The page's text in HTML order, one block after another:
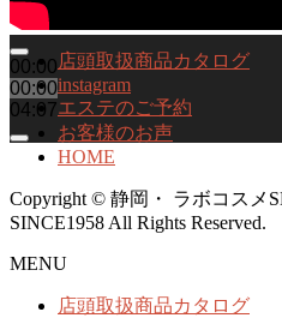
00:00
00:00
04:07
店頭取扱商品カタログ
instagram
エステのご予約
お客様のお声
HOME
Copyright © 静岡・ ラボコスメ
SINCE1958 All Rights Reserved.
MENU
店頭取扱商品カタログ